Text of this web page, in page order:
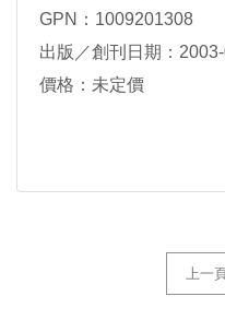
GPN：1009201308
出版／創刊日期：
價格：未定價
上一